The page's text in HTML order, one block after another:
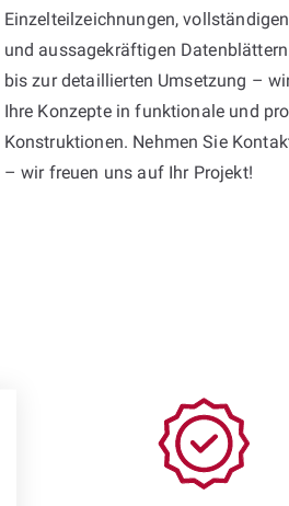
Einzelteilzeichnungen,
und aussagekräftigen
bis zur detaillierten Umsetzung –
Ihre Konzepte in funktionale und
Konstruktionen. Nehmen Sie
– wir freuen uns auf Ihr Projekt!